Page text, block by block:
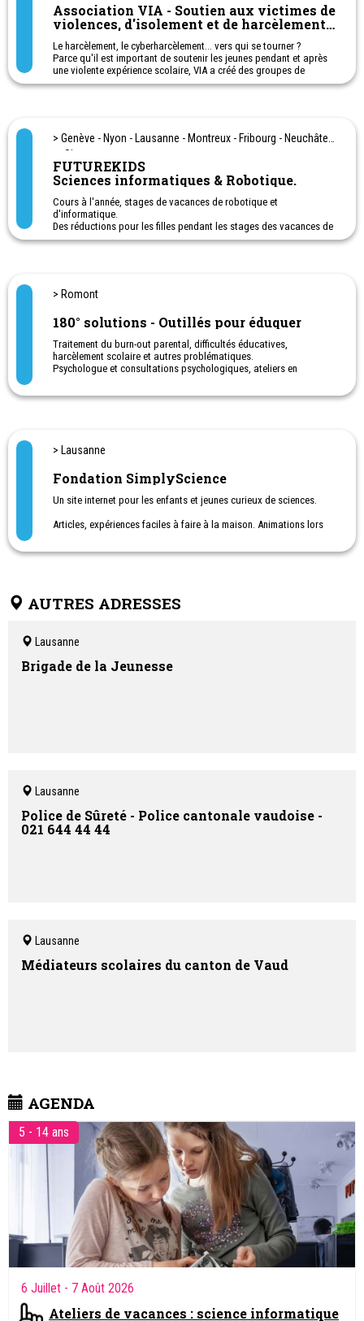
Association VIA - Soutien aux victimes de
violences, d'isolement et de harcèlement
à l'école
Le harcèlement, le cyberharcèlement... vers qui se tourner ?
Parce qu'il est important de soutenir les jeunes pendant et après
une violente expérience scolaire, VIA a créé des groupes de
soutien pour des jeunes qui sont touchés par ces violences. Cela
Nous proposons également une permanence de conseils et
d'écoute (plus d'informations sur notre site).
Enfin, nous sensibilisons la population au harcèlement scolaire
par le biais d’interventions sur demande et par des informations
> Genève - Nyon - Lausanne - Montreux - Fribourg - Neuchâtel
et Sion
FUTUREKIDS
Sciences informatiques & Robotique.
Cours à l'année, stages de vacances de robotique et
d'informatique.
Des réductions pour les filles pendant les stages des vacances de
février et mars/avril.
INSCRIPTIONS EN LIGNE DEPUIS NOTRE SITE WEB
> Romont
180° solutions - Outillés pour éduquer
Traitement du burn-out parental, difficultés éducatives,
harcèlement scolaire et autres problématiques.
Psychologue et consultations psychologiques, ateliers en
> Lausanne
Fondation SimplyScience
Un site internet pour les enfants et jeunes curieux de sciences.
Articles, expériences faciles à faire à la maison. Animations lors
Elle est soutenue par des entreprises qui ont à cœur d’encourager
la relève dans les domaines des mathématiques, sciences
Elle collabore également avec d’autres organisations actives
dans la promotion des sciences auprès des jeunes.
AUTRES ADRESSES
Lausanne
Brigade de la Jeunesse
Lausanne
Police de Sûreté - Police cantonale vaudoise -
021 644 44 44
Lausanne
Médiateurs scolaires du canton de Vaud
AGENDA
5 - 14 ans
6 Juillet - 7 Août 2026
Ateliers de vacances : science informatique